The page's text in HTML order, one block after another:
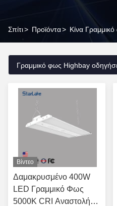
Σπίτι> Προϊόντα> Κίνα
Γραμμικό φως Highbay
Βίντεο
Δαμακρυσμένο 400W
LED Γραμμικό Φως
5000K CRI Αναστολή